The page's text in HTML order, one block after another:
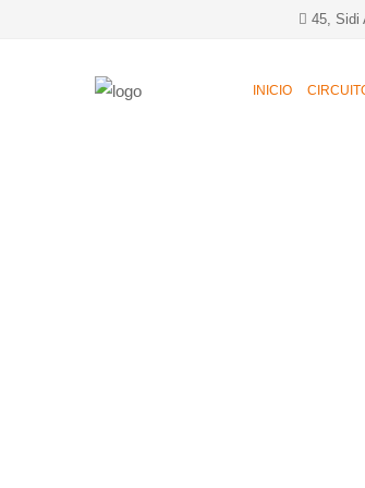
45, Sidi
INICIO